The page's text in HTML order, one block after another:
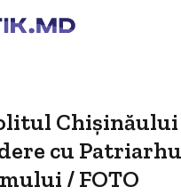
Chişinăului
cu
/ FOTO